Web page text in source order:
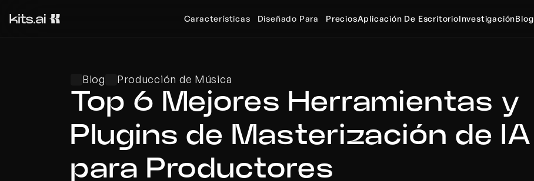
Blog Producción de Música
Top 6 Mejores Herramientas y
Plugins de Masterización de IA
para Productores
Características Diseñado Para PreciosAplicación De EscritorioInvestigaciónBlog